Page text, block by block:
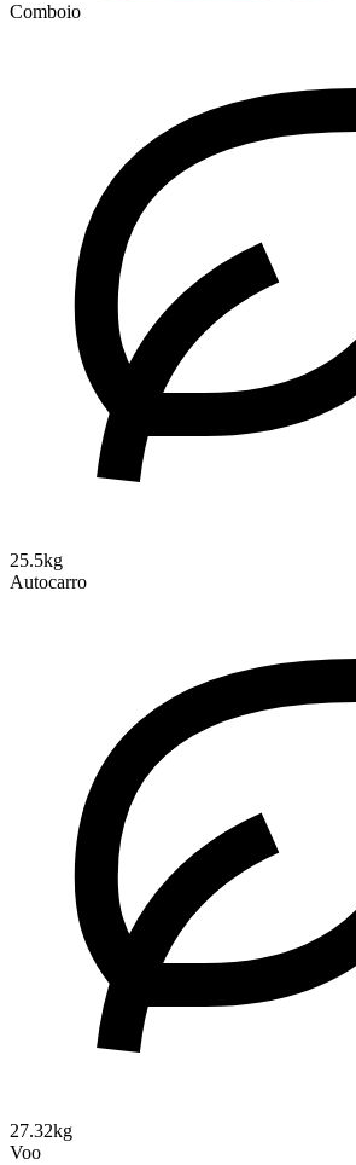
Comboio
25.5kg
Autocarro
27.32kg
Voo